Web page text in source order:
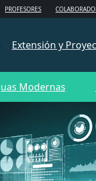
PROFESORES
Extensión y
Modernas